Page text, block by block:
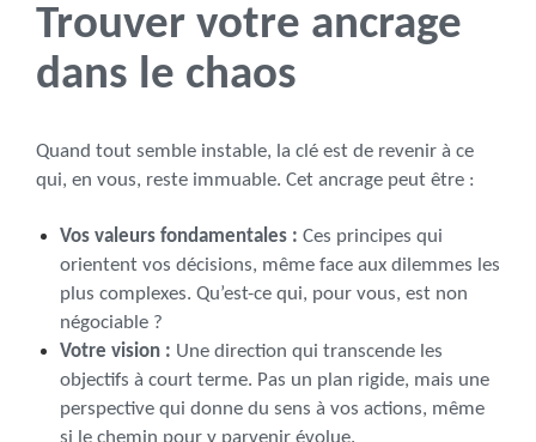
Trouver votre ancrage
dans le chaos
Quand tout semble instable, la clé est de revenir à ce
qui, en vous, reste immuable. Cet ancrage peut être :
Vos valeurs fondamentales : Ces principes qui
orientent vos décisions, même face aux dilemmes les
plus complexes. Qu’est-ce qui, pour vous, est non
négociable ?
Votre vision : Une direction qui transcende les
objectifs à court terme. Pas un plan rigide, mais une
perspective qui donne du sens à vos actions, même
si le chemin pour y parvenir évolue.